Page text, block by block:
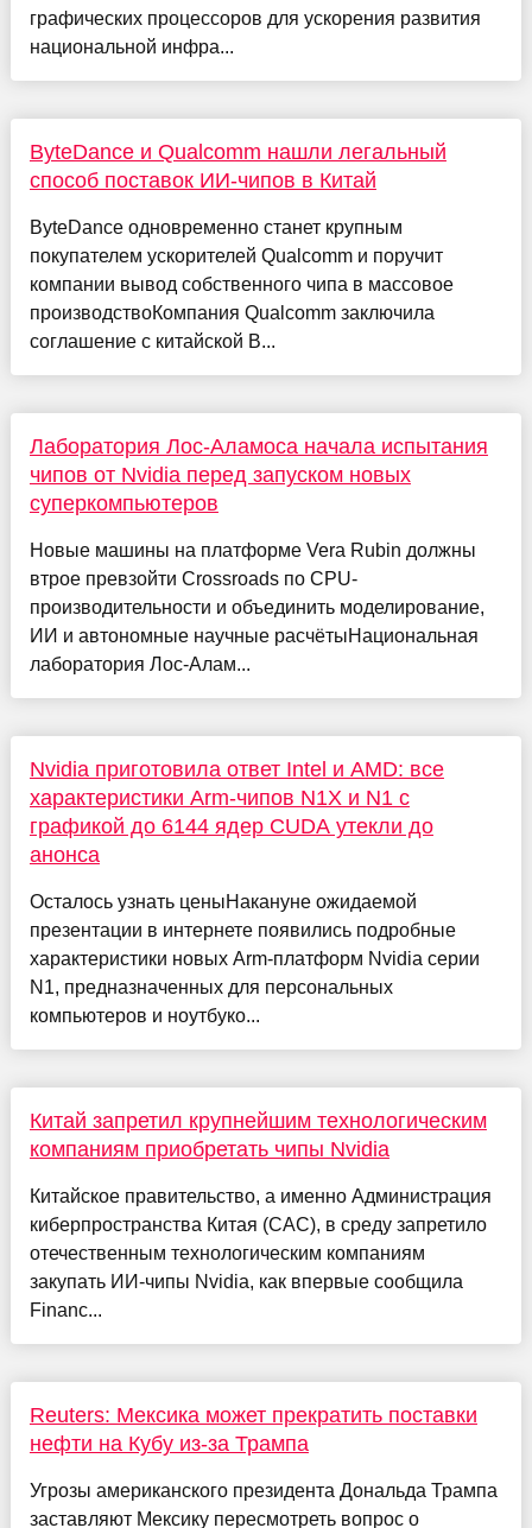
графических процессоров для ускорения развития
национальной инфра...
ByteDance и Qualcomm нашли легальный
способ поставок ИИ-чипов в Китай
ByteDance одновременно станет крупным
покупателем ускорителей Qualcomm и поручит
компании вывод собственного чипа в массовое
производствоКомпания Qualcomm заключила
соглашение с китайской B...
Лаборатория Лос-Аламоса начала испытания
чипов от Nvidia перед запуском новых
суперкомпьютеров
Новые машины на платформе Vera Rubin должны
втрое превзойти Crossroads по CPU-
производительности и объединить моделирование,
ИИ и автономные научные расчётыНациональная
лаборатория Лос-Алам...
Nvidia приготовила ответ Intel и AMD: все
характеристики Arm-чипов N1X и N1 с
графикой до 6144 ядер CUDA утекли до
анонса
Осталось узнать ценыНакануне ожидаемой
презентации в интернете появились подробные
характеристики новых Arm-платформ Nvidia серии
N1, предназначенных для персональных
компьютеров и ноутбуко...
Китай запретил крупнейшим технологическим
компаниям приобретать чипы Nvidia
Китайское правительство, а именно Администрация
киберпространства Китая (CAC), в среду запретило
отечественным технологическим компаниям
закупать ИИ-чипы Nvidia, как впервые сообщила
Financ...
Reuters: Мексика может прекратить поставки
нефти на Кубу из-за Трампа
Угрозы американского президента Дональда Трампа
заставляют Мексику пересмотреть вопрос о